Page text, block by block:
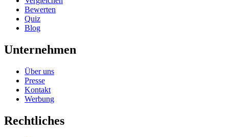
Bewerten
Quiz
Blog
Unternehmen
Über uns
Presse
Kontakt
Werbung
Rechtliches